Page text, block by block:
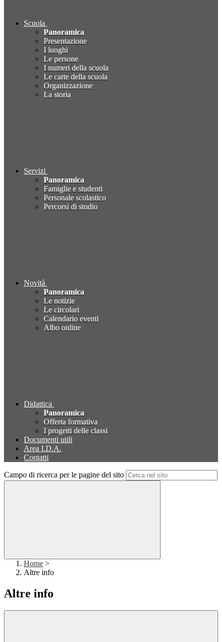
Scuola
Panoramica
Presentazione
I luoghi
Le persone
I numeri della scuola
Le carte della scuola
Organizzazione
La storia
Servizi
Panoramica
Famiglie e studenti
Personale scolastico
Percorsi di studio
Novità
Panoramica
Le notizie
Le circolari
Calendario eventi
Albo online
Didattica
Panoramica
Offerta formativa
I progetti delle classi
Documenti utili
Area I.D.A.
Contatti
Campo di ricerca per le pagine del sito
Home >
Altre info
Altre info